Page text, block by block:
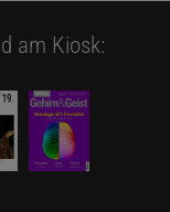
am Kiosk: